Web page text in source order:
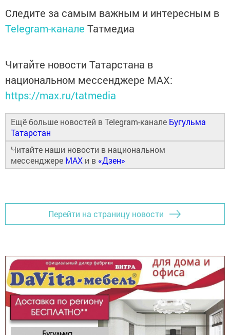
Следите за самым важным и интересным в
Telegram-канале Татмедиа
Читайте новости Татарстана в
национальном мессенджере MАХ:
https://max.ru/tatmedia
Ещё больше новостей в Telegram-канале Бугульма
Татарстан
Читайте наши новости в национальном
мессенджере MAX и в «Дзен»
Перейти на страницу новости